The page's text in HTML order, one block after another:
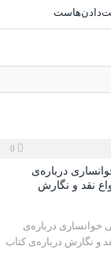
درباره‌ی
نقد و نگارش
خوانساری درباره‌ی
و نگارش درباره‌ی کتاب